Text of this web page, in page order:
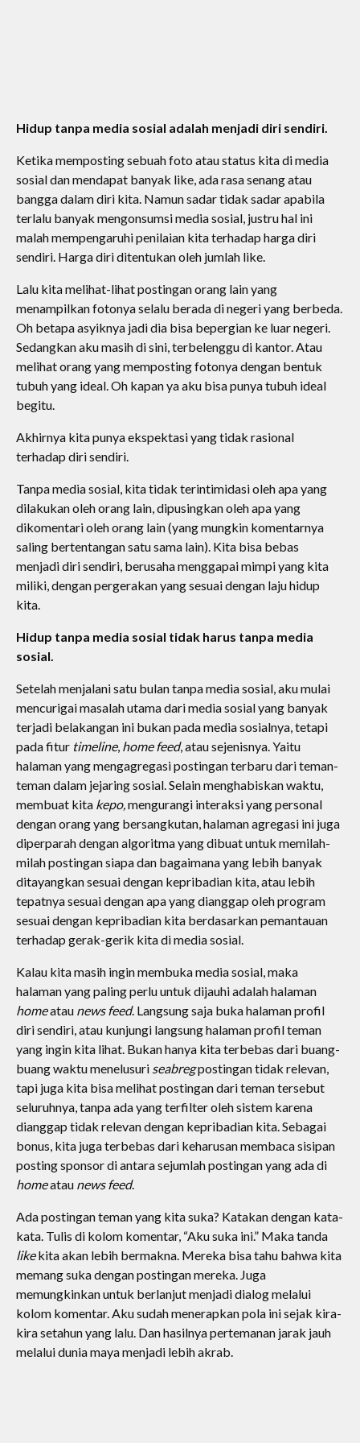
Hidup tanpa media sosial adalah menjadi diri sendiri.
Ketika memposting sebuah foto atau status kita di media
sosial dan mendapat banyak like, ada rasa senang atau
bangga dalam diri kita. Namun sadar tidak sadar apabila
terlalu banyak mengonsumsi media sosial, justru hal ini
malah mempengaruhi penilaian kita terhadap harga diri
sendiri. Harga diri ditentukan oleh jumlah like.
Lalu kita melihat-lihat postingan orang lain yang
menampilkan fotonya selalu berada di negeri yang berbeda.
Oh betapa asyiknya jadi dia bisa bepergian ke luar negeri.
Sedangkan aku masih di sini, terbelenggu di kantor. Atau
melihat orang yang memposting fotonya dengan bentuk
tubuh yang ideal. Oh kapan ya aku bisa punya tubuh ideal
begitu.
Akhirnya kita punya ekspektasi yang tidak rasional
terhadap diri sendiri.
Tanpa media sosial, kita tidak terintimidasi oleh apa yang
dilakukan oleh orang lain, dipusingkan oleh apa yang
dikomentari oleh orang lain (yang mungkin komentarnya
saling bertentangan satu sama lain). Kita bisa bebas
menjadi diri sendiri, berusaha menggapai mimpi yang kita
miliki, dengan pergerakan yang sesuai dengan laju hidup
kita.
Hidup tanpa media sosial tidak harus tanpa media
sosial.
Setelah menjalani satu bulan tanpa media sosial, aku mulai
mencurigai masalah utama dari media sosial yang banyak
terjadi belakangan ini bukan pada media sosialnya, tetapi
pada fitur timeline, home feed, atau sejenisnya. Yaitu
halaman yang mengagregasi postingan terbaru dari teman-
teman dalam jejaring sosial. Selain menghabiskan waktu,
membuat kita kepo,mengurangi interaksi yang personal
dengan orang yang bersangkutan, halaman agregasi ini juga
diperparah dengan algoritma yang dibuat untuk memilah-
milah postingan siapa dan bagaimana yang lebih banyak
ditayangkan sesuai dengan kepribadian kita, atau lebih
tepatnya sesuai dengan apa yang dianggap oleh program
sesuai dengan kepribadian kita berdasarkan pemantauan
terhadap gerak-gerik kita di media sosial.
Kalau kita masih ingin membuka media sosial, maka
halaman yang paling perlu untuk dijauhi adalah halaman
homeatau news feed. Langsung saja buka halaman profil
diri sendiri, atau kunjungi langsung halaman profil teman
yang ingin kita lihat. Bukan hanya kita terbebas dari buang-
buang waktu menelusuri seabregpostingan tidak relevan,
tapi juga kita bisa melihat postingan dari teman tersebut
seluruhnya, tanpa ada yang terfilter oleh sistem karena
dianggap tidak relevan dengan kepribadian kita. Sebagai
bonus, kita juga terbebas dari keharusan membaca sisipan
posting sponsor di antara sejumlah postingan yang ada di
homeatau news feed.
Ada postingan teman yang kita suka? Katakan dengan kata-
kata. Tulis di kolom komentar, “Aku suka ini.” Maka tanda
likekita akan lebih bermakna. Mereka bisa tahu bahwa kita
memang suka dengan postingan mereka. Juga
memungkinkan untuk berlanjut menjadi dialog melalui
kolom komentar. Aku sudah menerapkan pola ini sejak kira-
kira setahun yang lalu. Dan hasilnya pertemanan jarak jauh
melalui dunia maya menjadi lebih akrab.